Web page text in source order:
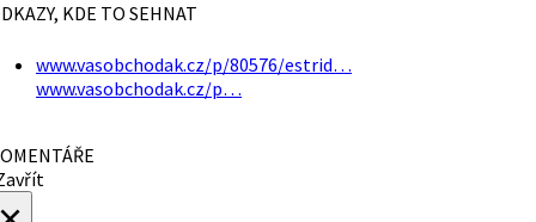
KDE TO SEHNAT
www.vasobchodak.cz/p/80576/estrid…
www.vasobchodak.cz/p…